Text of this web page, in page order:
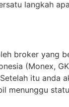
langkah
broker yang
(Monex,
itu anda
menunggu